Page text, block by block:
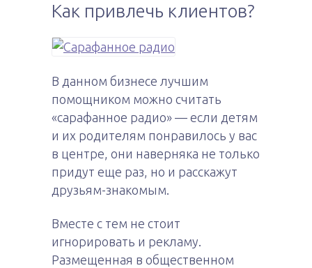
Как привлечь клиентов?
В данном бизнесе лучшим
помощником можно считать
«сарафанное радио» — если детям
и их родителям понравилось у вас
в центре, они наверняка не только
придут еще раз, но и расскажут
друзьям-знакомым.
Вместе с тем не стоит
игнорировать и рекламу.
Размещенная в общественном